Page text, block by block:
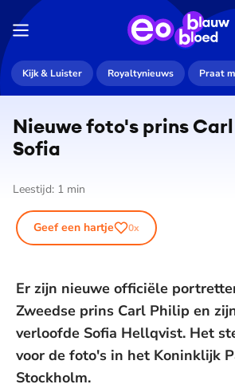
Kijk & Luister Royaltynieuws Praat
Nieuwe foto's prins
Sofia
Leestijd: 1 min
Geef een hartje 0x
Er zijn nieuwe officiële
Zweedse prins Carl Philip en
verloofde Sofia Hellqvist. Het
voor de foto's in het Koninklijk
Stockholm.